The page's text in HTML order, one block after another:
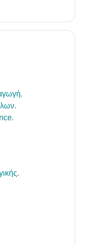
.
.
.
.